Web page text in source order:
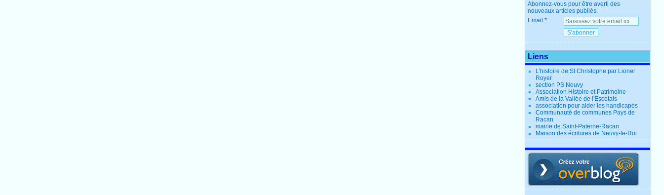
Abonnez-vous pour être averti des
nouveaux articles publiés.
Email
Liens
L'histoire de St Christophe par Lionel
Royer
section PS Neuvy
Association Histoire et Patrimoine
Amis de la Vallée de l'Escotais
association pour aider les handicapés
Communauté de communes Pays de
Racan
mairie de Saint-Paterne-Racan
Maison des écritures de Neuvy-le-Roi